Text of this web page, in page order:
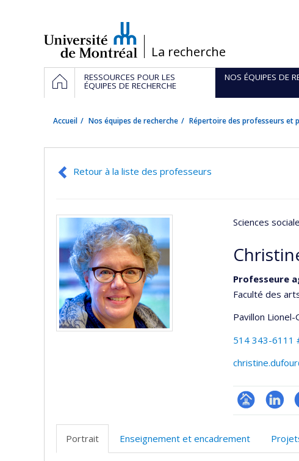
/La recherche
Navigation
principale
ACCUEILRESSOURCES POUR LES
ÉQUIPES DE RECHERCHE
NOS ÉQUIPES DE
Accueil Nos équipes de recherche Répertoire des professeurs et
Retour à la liste des professeurs
Sciences
Professeure
Faculté des
Pavillon Lionel-
514 343-6111
Page
Portrait Enseignement et encadrement